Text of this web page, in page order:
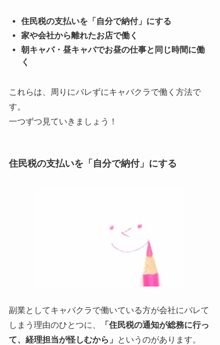
住民税の支払いを「自分で納付」にする
家や会社から離れたお店で働く
朝キャバ・昼キャバでお昼の仕事と同じ時間に働
く
これらは、周りにバレずにキャバクラで働く方法で
す。
一つずつ見ていきましょう！
住民税の支払いを「自分で納付」にする
副業としてキャバクラで働いている方が会社にバレて
しまう理由のひとつに、
「住民税の通知が総務に行っ
て、経理担当が怪しむから」
というのがあります。